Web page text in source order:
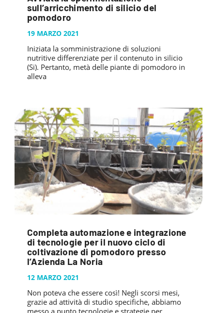
SYSMAN PROGETTI & SERVIZI SRL
TASK 3.6
TASK 3.7
TASK 3.8
TASK 3.9
PUBBLICAZIONI
ARTICOLO DELLA SETTIMANA
RASSEGNA STAMPA
TESI DI LAUREA
GALLERY
VIDEO GALLERY
CONTATTI
sull’arricchimento di silicio del
pomodoro
19 MARZO 2021
Iniziata la somministrazione di soluzioni
nutritive differenziate per il contenuto in silicio
(Si). Pertanto, metà delle piante di pomodoro in
alleva
Completa automazione e integrazione
di tecnologie per il nuovo ciclo di
coltivazione di pomodoro presso
l’Azienda La Noria
12 MARZO 2021
Non poteva che essere così! Negli scorsi mesi,
grazie ad attività di studio specifiche, abbiamo